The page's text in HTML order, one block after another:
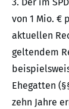
von 1 Mio. €
aktuellen
geltendem
Ehegatten
zehn Jahre